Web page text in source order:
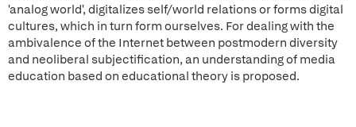
'analog world', digitalizes self/world relations or forms digital
cultures, which in turn form ourselves. For dealing with the
ambivalence of the Internet between postmodern diversity
and neoliberal subjectification, an understanding of media
education based on educational theory is proposed.